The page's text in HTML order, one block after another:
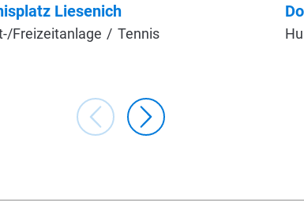
Liesenich
Freizeitanlage Tennis